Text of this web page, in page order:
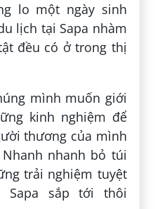
lo một ngày sinh
lịch tại Sapa nhàm
đều có ở trong thị
mình muốn giới
kinh nghiệm để
thương của mình
nhanh bỏ túi
trải nghiệm tuyệt
Sapa sắp tới thôi